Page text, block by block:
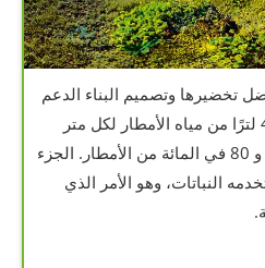
تخضيرها وتصميم البناء الدعم
والتخزين لما متوسطه 40 لترًا من مياه الأمطار لكل متر
مربع. هذا يمثل ما بين 70 و 80 في المائة من الأمطار. الجزء
النباتات، وهو الأمر الذي